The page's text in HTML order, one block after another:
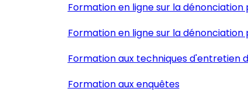
Formation en ligne sur la dénonciation
Formation en ligne sur la
Formation aux techniques d'entretien
Formation aux enquêtes